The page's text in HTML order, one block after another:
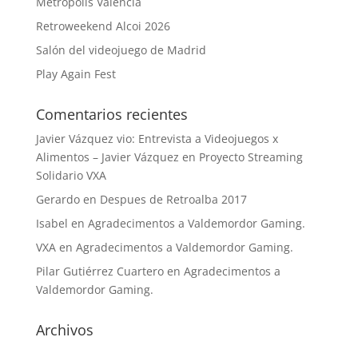
Retroweekend Alcoi 2026
Salón del videojuego de Madrid
Play Again Fest
Comentarios recientes
Javier Vázquez vio: Entrevista a Videojuegos x
Alimentos – Javier Vázquez en Proyecto Streaming
Solidario VXA
Gerardoen Despues de Retroalba 2017
Isabel en Agradecimentos a Valdemordor Gaming.
VXAen Agradecimentos a Valdemordor Gaming.
Pilar Gutiérrez Cuarteroen Agradecimentos a
Valdemordor Gaming.
Archivos